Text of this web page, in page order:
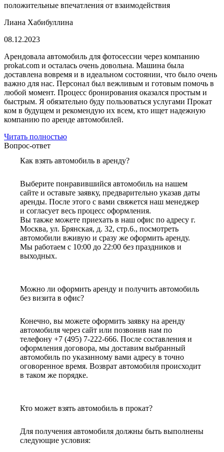
положительные впечатления от взаимодействия
Лиана Хабибуллина
08.12.2023
Арендовала автомобиль для фотосессии через компанию
prokat.com и осталась очень довольна. Машина была
доставлена вовремя и в идеальном состоянии, что было очень
важно для нас. Персонал был вежливым и готовым помочь в
любой момент. Процесс бронирования оказался простым и
быстрым. Я обязательно буду пользоваться услугами Прокат
ком в будущем и рекомендую их всем, кто ищет надежную
компанию по аренде автомобилей.
Читать полностью
Вопрос-ответ
Как взять автомобиль в аренду?
Выберите понравившийся автомобиль на нашем
сайте и оставьте заявку, предварительно указав даты
аренды. После этого с вами свяжется наш менеджер
и согласует весь процесс оформления.
Вы также можете приехать в наш офис по адресу г.
Москва, ул. Брянская, д. 32, стр.6., посмотреть
автомобили вживую и сразу же оформить аренду.
Мы работаем с 10:00 до 22:00 без праздников и
выходных.
Можно ли оформить аренду и получить автомобиль
без визита в офис?
Конечно, вы можете оформить заявку на аренду
автомобиля через сайт или позвонив нам по
телефону +7 (495) 7-222-666. После составления и
оформления договора, мы доставим выбранный
автомобиль по указанному вами адресу в точно
оговоренное время. Возврат автомобиля происходит
в таком же порядке.
Кто может взять автомобиль в прокат?
Для получения автомобиля должны быть выполнены
следующие условия: